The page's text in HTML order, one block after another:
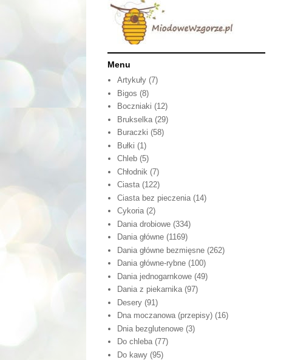
Menu
Artykuły (7)
Bigos (8)
Boczniaki (12)
Brukselka (29)
Buraczki (58)
Bułki (1)
Chleb (5)
Chłodnik (7)
Ciasta (122)
Ciasta bez pieczenia (14)
Cykoria (2)
Dania drobiowe (334)
Dania główne (1169)
Dania główne bezmięsne (262)
Dania główne-rybne (100)
Dania jednogarnkowe (49)
Dania z piekarnika (97)
Desery (91)
Dna moczanowa (przepisy) (16)
Dnia bezglutenowe (3)
Do chleba (77)
Do kawy (95)